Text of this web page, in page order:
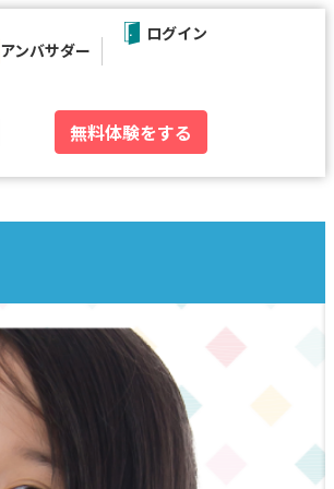
アンバサダー
無料体験をする
ログイン